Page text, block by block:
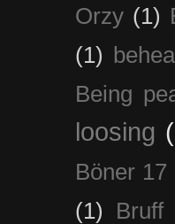
Orzy (1)
(1)
Being
loosing
Böner 17
(1)
Bruff